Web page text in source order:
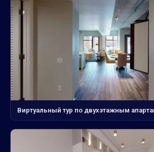
Виртуальный тур по двухэтажным